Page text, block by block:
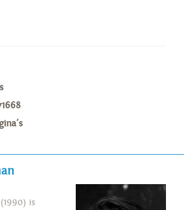
is